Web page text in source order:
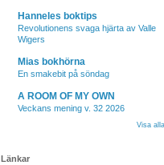
Hanneles boktips
Revolutionens svaga hjärta av Valle
Wigers
Mias bokhörna
En smakebit på söndag
A ROOM OF MY OWN
Veckans mening v. 32 2026
Visa alla
Länkar